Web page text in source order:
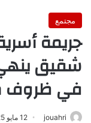
مجتمع
جريمة
شقيق
في ظروف
jouahri 12 مايو 2025